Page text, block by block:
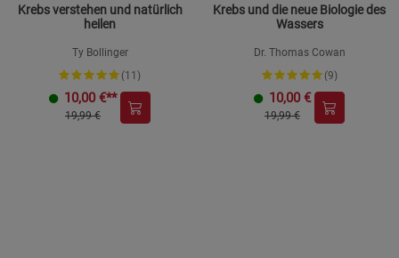
Krebs verstehen und natürlich
heilen
Ty Bollinger
(11)
10,00 €**
19,99 €
Krebs und die neue Biologie des
Wassers
Dr. Thomas Cowan
(9)
10,00 €
19,99 €